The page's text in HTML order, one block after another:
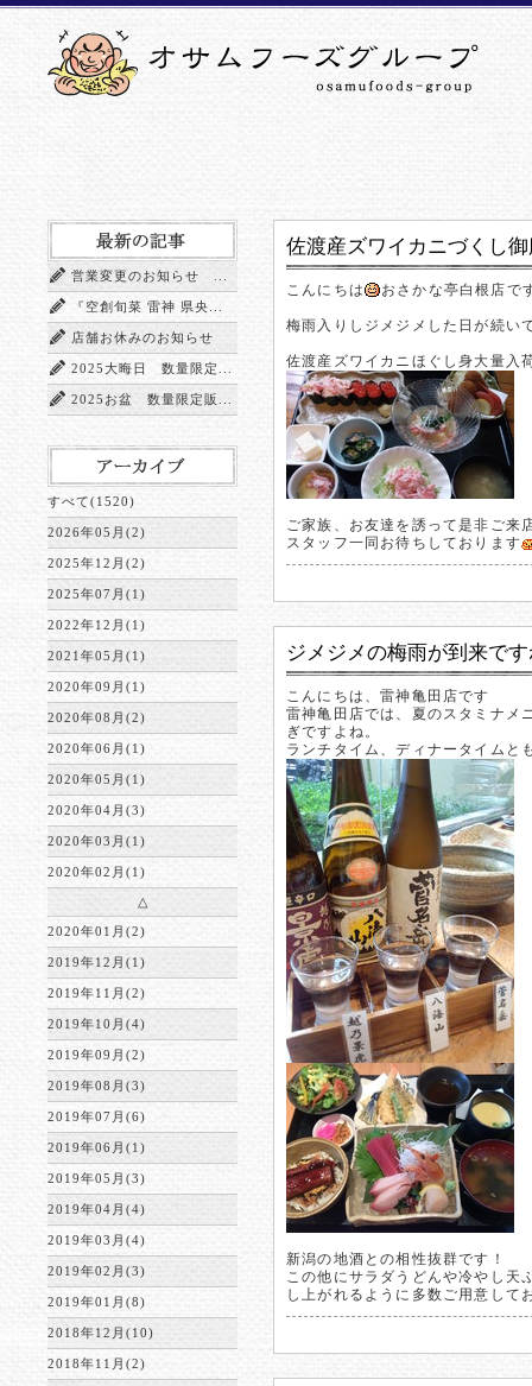
営業変更のお知らせ ...
『空創旬菜 雷神 県央...
店舗お休みのお知らせ
2025大晦日 数量限定...
2025お盆 数量限定販...
すべて(1520)
2026年05月(2)
2025年12月(2)
2025年07月(1)
2022年12月(1)
2021年05月(1)
2020年09月(1)
2020年08月(2)
2020年06月(1)
2020年05月(1)
2020年04月(3)
2020年03月(1)
2020年02月(1)
△
2020年01月(2)
2019年12月(1)
2019年11月(2)
2019年10月(4)
2019年09月(2)
2019年08月(3)
2019年07月(6)
2019年06月(1)
2019年05月(3)
2019年04月(4)
2019年03月(4)
2019年02月(3)
2019年01月(8)
2018年12月(10)
2018年11月(2)
佐渡産ズワイカニづくし
こんにちは おさかな亭白根店で
梅雨入りしジメジメした日が続い
佐渡産ズワイカニほぐし身大量入
ご家族、お友達を誘って是非ご来
スタッフ一同お待ちしております
ジメジメの梅雨が到来で
こんにちは、雷神亀田店です
雷神亀田店では、夏のスタミナ
ぎですよね。
ランチタイム、ディナータイムと
新潟の地酒との相性抜群です！
この他にサラダうどんや冷やし天
し上がれるように多数ご用意して